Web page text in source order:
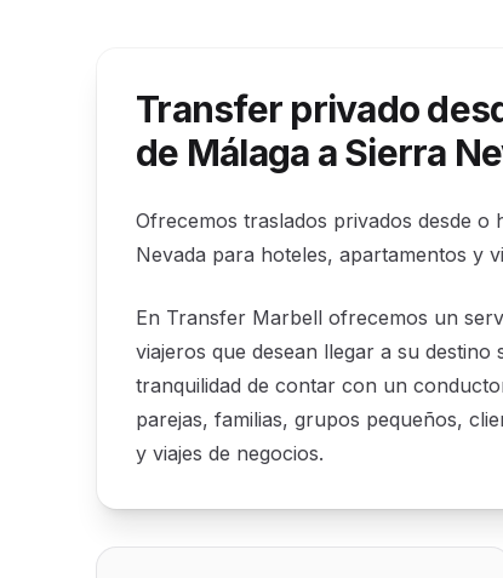
Transfer privado
de Málaga a Sierra
Ofrecemos traslados privados desde
Nevada para hoteles, apartamentos y
En Transfer Marbell ofrecemos un
viajeros que desean llegar a su
tranquilidad de contar con un
parejas, familias, grupos pequeños,
y viajes de negocios.